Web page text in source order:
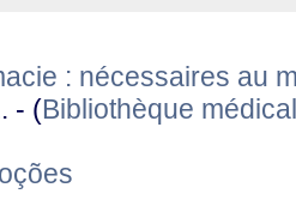
: nécessaires au
- (Bibliothèque